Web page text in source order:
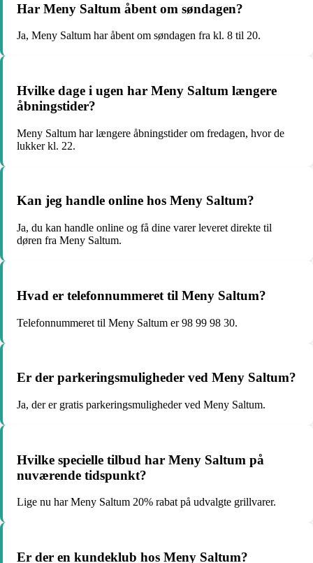
Har Meny Saltum åbent om søndagen?
Ja, Meny Saltum har åbent om søndagen fra kl. 8 til 20.
Hvilke dage i ugen har Meny Saltum længere
åbningstider?
Meny Saltum har længere åbningstider om fredagen, hvor de
lukker kl. 22.
Kan jeg handle online hos Meny Saltum?
Ja, du kan handle online og få dine varer leveret direkte til
døren fra Meny Saltum.
Hvad er telefonnummeret til Meny Saltum?
Telefonnummeret til Meny Saltum er 98 99 98 30.
Er der parkeringsmuligheder ved Meny Saltum?
Ja, der er gratis parkeringsmuligheder ved Meny Saltum.
Hvilke specielle tilbud har Meny Saltum på
nuværende tidspunkt?
Lige nu har Meny Saltum 20% rabat på udvalgte grillvarer.
Er der en kundeklub hos Meny Saltum?